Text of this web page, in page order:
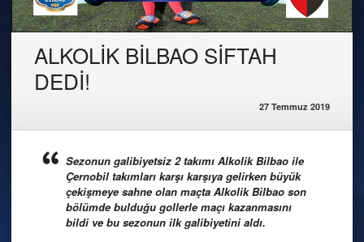
ALKOLİK BİLBAO SİFTAH
DEDİ!
27 Temmuz 2019
Sezonun galibiyetsiz 2 takımı Alkolik Bilbao ile
Çernobil takımları karşı karşıya gelirken büyük
çekişmeye sahne olan maçta Alkolik Bilbao son
bölümde bulduğu gollerle maçı kazanmasını
bildi ve bu sezonun ilk galibiyetini aldı.